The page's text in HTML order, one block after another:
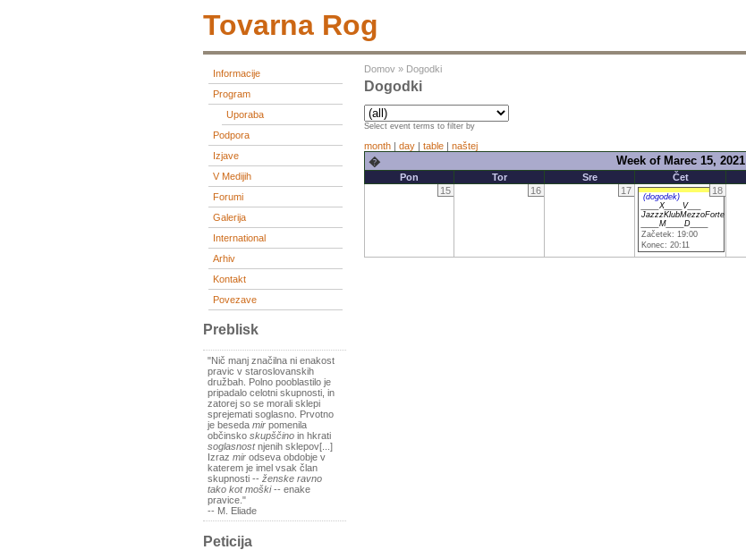
Tovarna Rog
Informacije
Program
Uporaba
Podpora
Izjave
V Medijih
Forumi
Galerija
International
Arhiv
Kontakt
Povezave
Preblisk
"Nič manj značilna ni enakost
pravic v staroslovanskih
družbah. Polno pooblastilo je
pripadalo celotni skupnosti, in
zatorej so se morali sklepi
sprejemati soglasno. Prvotno
je beseda mir pomenila
občinsko skupščino in hkrati
soglasnostnjenih sklepov[...]
Izraz mir odseva obdobje v
katerem je imel vsak član
skupnosti -- ženske ravno
tako kot moški-- enake
pravice."
-- M. Eliade
Peticija
Domov » Dogodki
Dogodki
Select event terms to filter by
month | day | table | naštej
� Week of Marec 15, 2021
Pon Tor Sre Čet
15
16 17 18
(dogodek)
____X____V___
JazzzKlubMezzoForte
____M____D____
Začetek: 19:00
Konec: 20:11